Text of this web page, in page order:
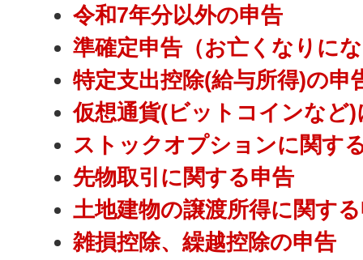
令和7年分以外の申告
準確定申告（お亡くなりに
特定支出控除(給与所得)の申
仮想通貨(ビットコインなど
ストックオプションに関す
先物取引に関する申告
土地建物の譲渡所得に関す
雑損控除、繰越控除の申告